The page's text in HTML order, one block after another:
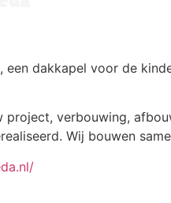
een dakkapel voor de
project, verbouwing,
Wij bouwen